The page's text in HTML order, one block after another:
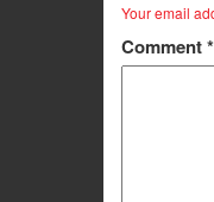
Your email
Comment*